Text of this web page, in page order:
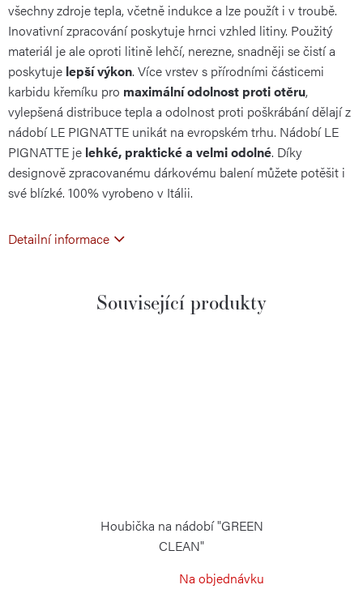
všechny zdroje tepla, včetně indukce a lze použít i v troubě.
Inovativní zpracování poskytuje hrnci vzhled litiny. Použitý
materiál je ale oproti litině lehčí, nerezne, snadněji se čistí a
poskytuje lepší výkon. Více vrstev s přírodními částicemi
karbidu křemíku pro maximální odolnost proti otěru,
vylepšená distribuce tepla a odolnost proti poškrábání dělají z
nádobí LE PIGNATTE unikát na evropském trhu. Nádobí LE
PIGNATTE je lehké, praktické a velmi odolné. Díky
designově zpracovanému dárkovému balení můžete potěšit i
své blízké. 100% vyrobeno v Itálii.
Detailní informace
Související produkty
Houbička na nádobí "GREEN
CLEAN"
Na objednávku